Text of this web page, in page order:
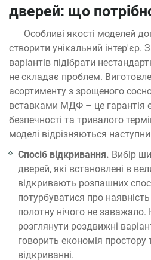
дверей: що
Особливі якості моделей
створити унікальний інтер'єр.
варіантів підібрати
не складає проблем.
асортименту з зрощеного
вставками МДФ – це гарантія
безпечності та тривалого
моделі відрізняються
Спосіб відкривання. Вибір
дверей, які встановлені в
відкривають розпашних
потурбуватися про
полотну нічого не заважало.
розглянути роздвижні
говорить економія простору
відкриванні.